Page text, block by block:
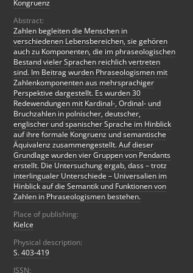
Kongruenz
Abstract:
Zahlen begleiten die Menschen in
verschiedenen Lebensbereichen, sie gehören
auch zu Komponenten, die im phraseologischen
Bestand vieler Sprachen reichlich vertreten
sind. Im Beitrag wurden Phraseologismen mit
Zahlenkomponenten aus mehrsprachiger
Perspektive dargestellt. Es wurden 30
Redewendungen mit Kardinal-, Ordinal- und
Bruchzahlen in polnischer, deutscher,
englischer und spanischer Sprache im Hinblick
auf ihre formale Kongruenz und semantische
Äquivalenz zusammengestellt. Auf dieser
Grundlage wurden vier Gruppen von Pendants
erstellt. Die Untersuchung ergab, dass – trotz
interlingualer Unterschiede – Universalien im
Hinblick auf die Semantik und Funktionen von
Zahlen in Phraseologismen bestehen.
Place of publishing:
Kielce
Physical description:
S. 403-419
ISSN: